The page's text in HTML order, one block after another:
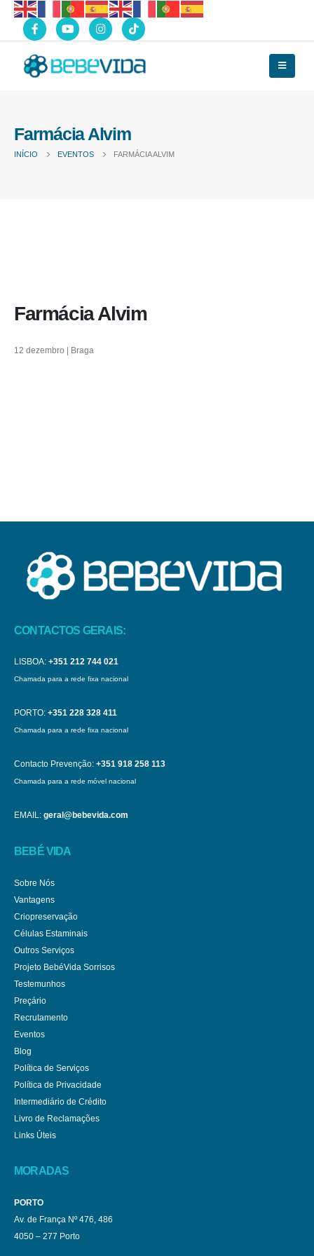
Farmácia Alvim
INÍCIO EVENTOS FARMÁCIA ALVIM
Farmácia Alvim
12 dezembro | Braga
CONTACTOS GERAIS:
LISBOA: +351 212 744 021
Chamada para a rede fixa nacional
PORTO: +351 228 328 411
Chamada para a rede fixa nacional
Contacto Prevenção: +351 918 258 113
Chamada para a rede móvel nacional
EMAIL: geral@bebevida.com
BEBÉ VIDA
Sobre Nós
Vantagens
Criopreservação
Células Estaminais
Outros Serviços
Projeto BebéVida Sorrisos
Testemunhos
Preçário
Recrutamento
Eventos
Blog
Política de Serviços
Política de Privacidade
Intermediário de Crédito
Livro de Reclamações
Links Úteis
MORADAS
PORTO
Av. de França Nº 476, 486
4050 – 277 Porto